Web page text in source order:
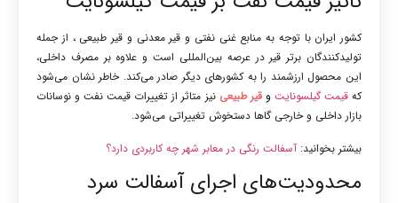
کشور ایران با توجه به منابع غنی نفتی و قیر معدنی و قیر طبیعی ، از جمله
تولیدکنندگان برتر قیر در عرصه بین‌المللی است و علاوه بر مصرف داخلی،
این محصول ارزشمند را به کشورهای دیگر صادر می‌کند. خاطر نشان می‌شود
کهقیمت گیلسونایت و قیر طبیعی نیز متاثر از تغییرات قیمت نفت و نوسانات
بازار داخلی و خارجی گاها دستخوش تغییراتی می‌شود.
بیشتر بخوانید: آسفالت رنگی در معابر شهر چه کاربردی دارد؟
محدودیت‌های اجرای آسفالت سرد